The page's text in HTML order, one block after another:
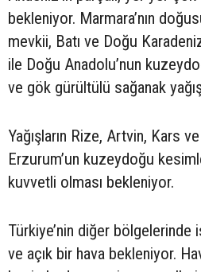
bekleniyor. Marmara’nın
mevkii, Batı ve Doğu
ile Doğu Anadolu’nun
ve gök gürültülü sağanak
Yağışların Rize, Artvin, Kars
Erzurum’un kuzeydoğu
kuvvetli olması bekleniyor.
Türkiye’nin diğer
ve açık bir hava bekleniyor.